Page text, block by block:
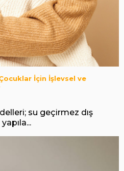
İçin İşlevsel ve
su geçirmez dış